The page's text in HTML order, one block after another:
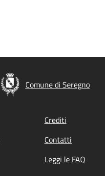
Comune di Seregno
Crediti
Contatti
Leggi le FAQ